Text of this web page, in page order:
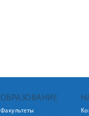
ОБРАЗОВАНИЕ
Факультеты